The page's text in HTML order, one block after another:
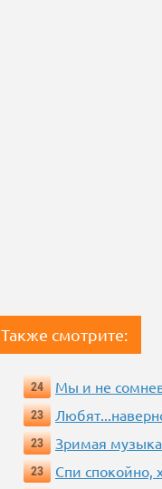
Также смотрите:
24 Мы и не
23
23
Зримая музыка
23
Спи спокойно,